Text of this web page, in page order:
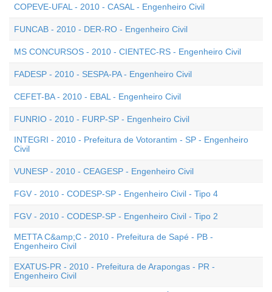
COPEVE-UFAL - 2010 - CASAL - Engenheiro Civil
FUNCAB - 2010 - DER-RO - Engenheiro Civil
MS CONCURSOS - 2010 - CIENTEC-RS - Engenheiro Civil
FADESP - 2010 - SESPA-PA - Engenheiro Civil
CEFET-BA - 2010 - EBAL - Engenheiro Civil
FUNRIO - 2010 - FURP-SP - Engenheiro Civil
INTEGRI - 2010 - Prefeitura de Votorantim - SP - Engenheiro
Civil
VUNESP - 2010 - CEAGESP - Engenheiro Civil
FGV - 2010 - CODESP-SP - Engenheiro Civil - Tipo 4
FGV - 2010 - CODESP-SP - Engenheiro Civil - Tipo 2
METTA C&amp;C - 2010 - Prefeitura de Sapé - PB -
Engenheiro Civil
EXATUS-PR - 2010 - Prefeitura de Arapongas - PR -
Engenheiro Civil